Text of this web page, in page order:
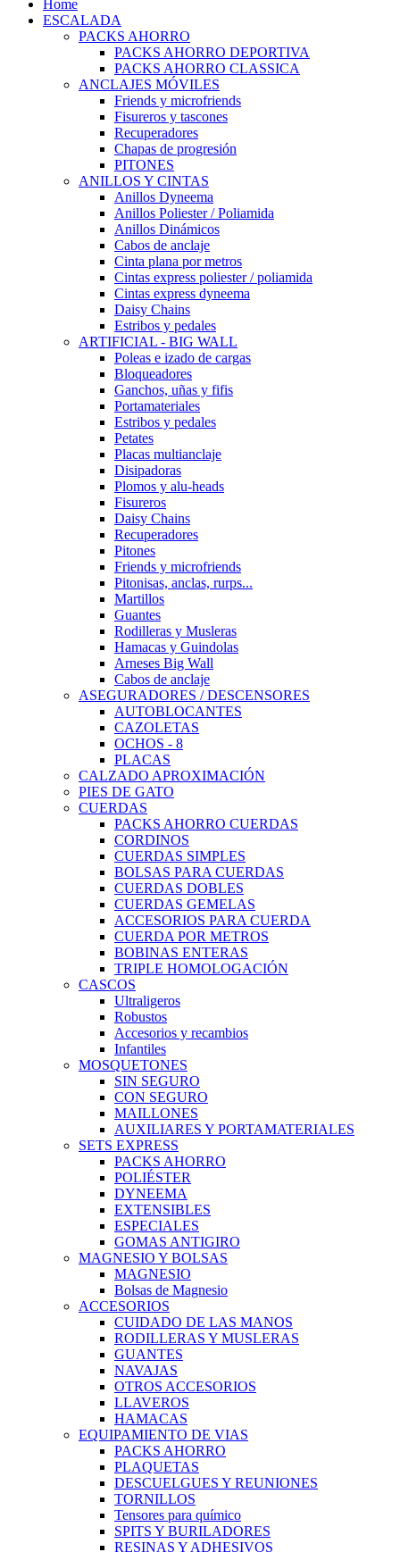
Home
ESCALADA
PACKS AHORRO
PACKS AHORRO DEPORTIVA
PACKS AHORRO CLASSICA
ANCLAJES MÓVILES
Friends y microfriends
Fisureros y tascones
Recuperadores
Chapas de progresión
PITONES
ANILLOS Y CINTAS
Anillos Dyneema
Anillos Poliester / Poliamida
Anillos Dinámicos
Cabos de anclaje
Cinta plana por metros
Cintas express poliester / poliamida
Cintas express dyneema
Daisy Chains
Estribos y pedales
ARTIFICIAL - BIG WALL
Poleas e izado de cargas
Bloqueadores
Ganchos, uñas y fifis
Portamateriales
Estribos y pedales
Petates
Placas multianclaje
Disipadoras
Plomos y alu-heads
Fisureros
Daisy Chains
Recuperadores
Pitones
Friends y microfriends
Pitonisas, anclas, rurps...
Martillos
Guantes
Rodilleras y Musleras
Hamacas y Guindolas
Arneses Big Wall
Cabos de anclaje
ASEGURADORES / DESCENSORES
AUTOBLOCANTES
CAZOLETAS
OCHOS - 8
PLACAS
CALZADO APROXIMACIÓN
PIES DE GATO
CUERDAS
PACKS AHORRO CUERDAS
CORDINOS
CUERDAS SIMPLES
BOLSAS PARA CUERDAS
CUERDAS DOBLES
CUERDAS GEMELAS
ACCESORIOS PARA CUERDA
CUERDA POR METROS
BOBINAS ENTERAS
TRIPLE HOMOLOGACIÓN
CASCOS
Ultraligeros
Robustos
Accesorios y recambios
Infantiles
MOSQUETONES
SIN SEGURO
CON SEGURO
MAILLONES
AUXILIARES Y PORTAMATERIALES
SETS EXPRESS
PACKS AHORRO
POLIÉSTER
DYNEEMA
EXTENSIBLES
ESPECIALES
GOMAS ANTIGIRO
MAGNESIO Y BOLSAS
MAGNESIO
Bolsas de Magnesio
ACCESORIOS
CUIDADO DE LAS MANOS
RODILLERAS Y MUSLERAS
GUANTES
NAVAJAS
OTROS ACCESORIOS
LLAVEROS
HAMACAS
EQUIPAMIENTO DE VIAS
PACKS AHORRO
PLAQUETAS
DESCUELGUES Y REUNIONES
TORNILLOS
Tensores para químico
SPITS Y BURILADORES
RESINAS Y ADHESIVOS